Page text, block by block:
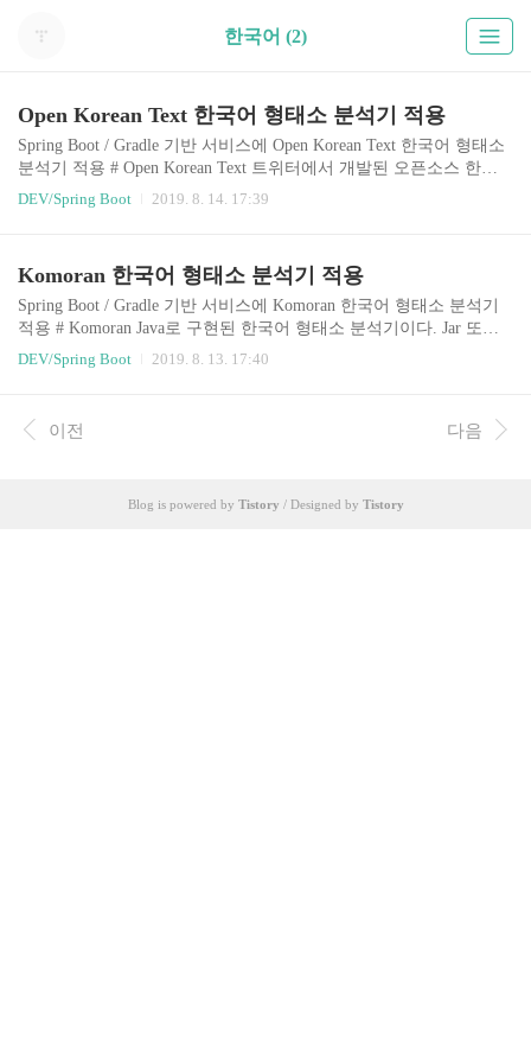
한국어 (2)
Open Korean Text 한국어 형태소 분석기 적용
Spring Boot / Gradle 기반 서비스에 Open Korean Text 한국어 형태소
분석기 적용 # Open Korean Text 트위터에서 개발된 오픈소스 한국
어 처리기이지만, 이제는 Open Korean Text 오픈소스로 변경되었다.
스칼라로 쓰인 Java 한국어 처리 라이브러리이며, 텍스트 정규화 형
브러리 다운로드 파일 다운로드 및 압축 해제 open-korean-text-2.1.0.j
ar 파일을 프로젝트 라이브러리 폴더에 복사 # Gradle build.gradle 설
정 Scala 라이브러리를 추가 ..
DEV/Spring Boot 2019. 8. 14. 17:39
Komoran 한국어 형태소 분석기 적용
Spring Boot / Gradle 기반 서비스에 Komoran 한국어 형태소 분석기
적용 # Komoran Java로 구현된 한국어 형태소 분석기이다. Jar 또는
Maven/Gradle 형태로 빌드 후 바로 사용이 가능하다. 외부 의존성이
없어서 설치 후 바로 사용 가능하기에 간단한 서비스에 적용해 사용
oran 설치 가이드 Komoran 품사표 # Gradle build.gradle 설정 Komora
n 3.3.4 버전 설정 repositories { maven { url &#39;https://jitpack.io&#3
DEV/Spring Boot 2019. 8. 13. 17:40
이전 다음
Blog is powered by Tistory / Designed by Tistory